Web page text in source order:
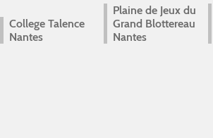
College Talence
Nantes
Plaine de Jeux du
Grand Blottereau
Nantes